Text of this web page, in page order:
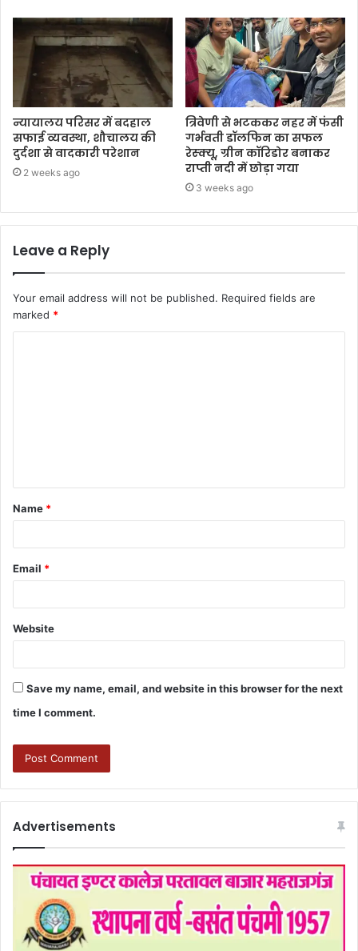
न्यायालय परिसर में बदहाल
सफाई व्यवस्था, शौचालय की
दुर्दशा से वादकारी परेशान
2 weeks ago
त्रिवेणी से भटककर नहर में फंसी
गर्भवती डॉलफिन का सफल
रेस्क्यू, ग्रीन कॉरिडोर बनाकर
राप्ती नदी में छोड़ा गया
3 weeks ago
Leave a Reply
Your email address will not be published. Required fields are
marked *
Name *
Email *
Website
Save my name, email, and website in this browser for the next
time I comment.
Advertisements